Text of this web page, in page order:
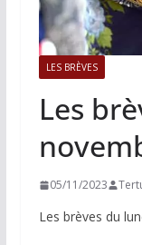
LES BRÈVES
Les
05/11/2023
Les brèves du